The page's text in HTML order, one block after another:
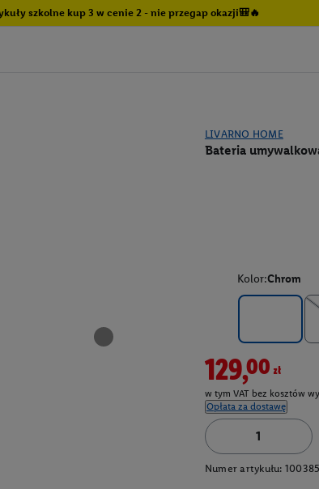
szkolne kup 3 w cenie 2 - nie przegap okazji🎒🔥
LIVARNO HOME
Bateria
Kolor:Chrom
129,00zł
w tym VAT bez kosztów
Opłata za dostawę
Numer artykułu: